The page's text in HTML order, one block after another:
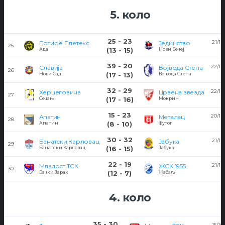
5. коло
25 Потисје Плетекс
Ада
25 - 23
(13 - 15)
Јединство
Нови Бечеј
21/
26 Славија
Нови Сад
39 - 20
(17 - 13)
Војвода Степа
Војвода Степа
22/
27 Херцеговина
Сечањ
32 - 29
(17 - 16)
Црвена звезда
Мокрин
22/
28 Апатин
Апатин
15 - 23
(8 - 10)
Металац
Футог
20/
29 Банатски Карловац
Банатски Карловац
30 - 32
(16 - 15)
Јабука
Јабука
21/
30 Младост ТСК
Бачки Јарак
22 - 19
(12 - 7)
ЖСК 1955
Жабаљ
21/
4. коло